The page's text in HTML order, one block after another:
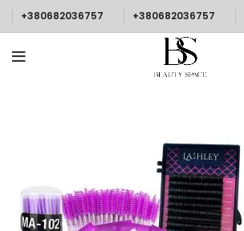
+380682036757 +380682036757